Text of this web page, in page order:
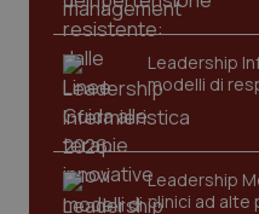
Leadership
modelli di
Leadership
clinici ad alte